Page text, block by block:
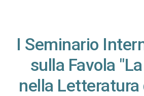
I Seminario
sulla Favola
nella Letteratura